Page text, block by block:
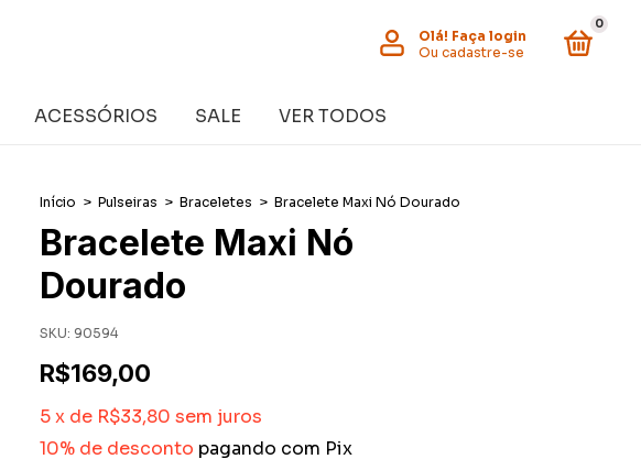
Olá! Faça login
Ou cadastre-se
0
ACESSÓRIOS SALE VER TODOS
Início > Pulseiras > Braceletes > Bracelete Maxi Nó Dourado
Bracelete Maxi Nó
Dourado
SKU: 90594
R$169,00
5x de R$33,80 sem juros
10% de desconto pagando com Pix